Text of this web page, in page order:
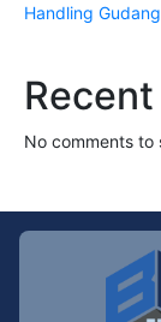
Handling
No comments to